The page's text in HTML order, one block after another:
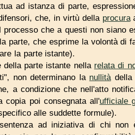
ad istanza di parte,
che, in virtù della procura
che a questi non siano
parte, che esprime la volontà di
la parte istante).
della parte istante nella relata di
non determinano la nullità
a condizione che nell'atto
copia poi consegnata all'ufficiale
alle suddette formule).
ad iniziativa di chi